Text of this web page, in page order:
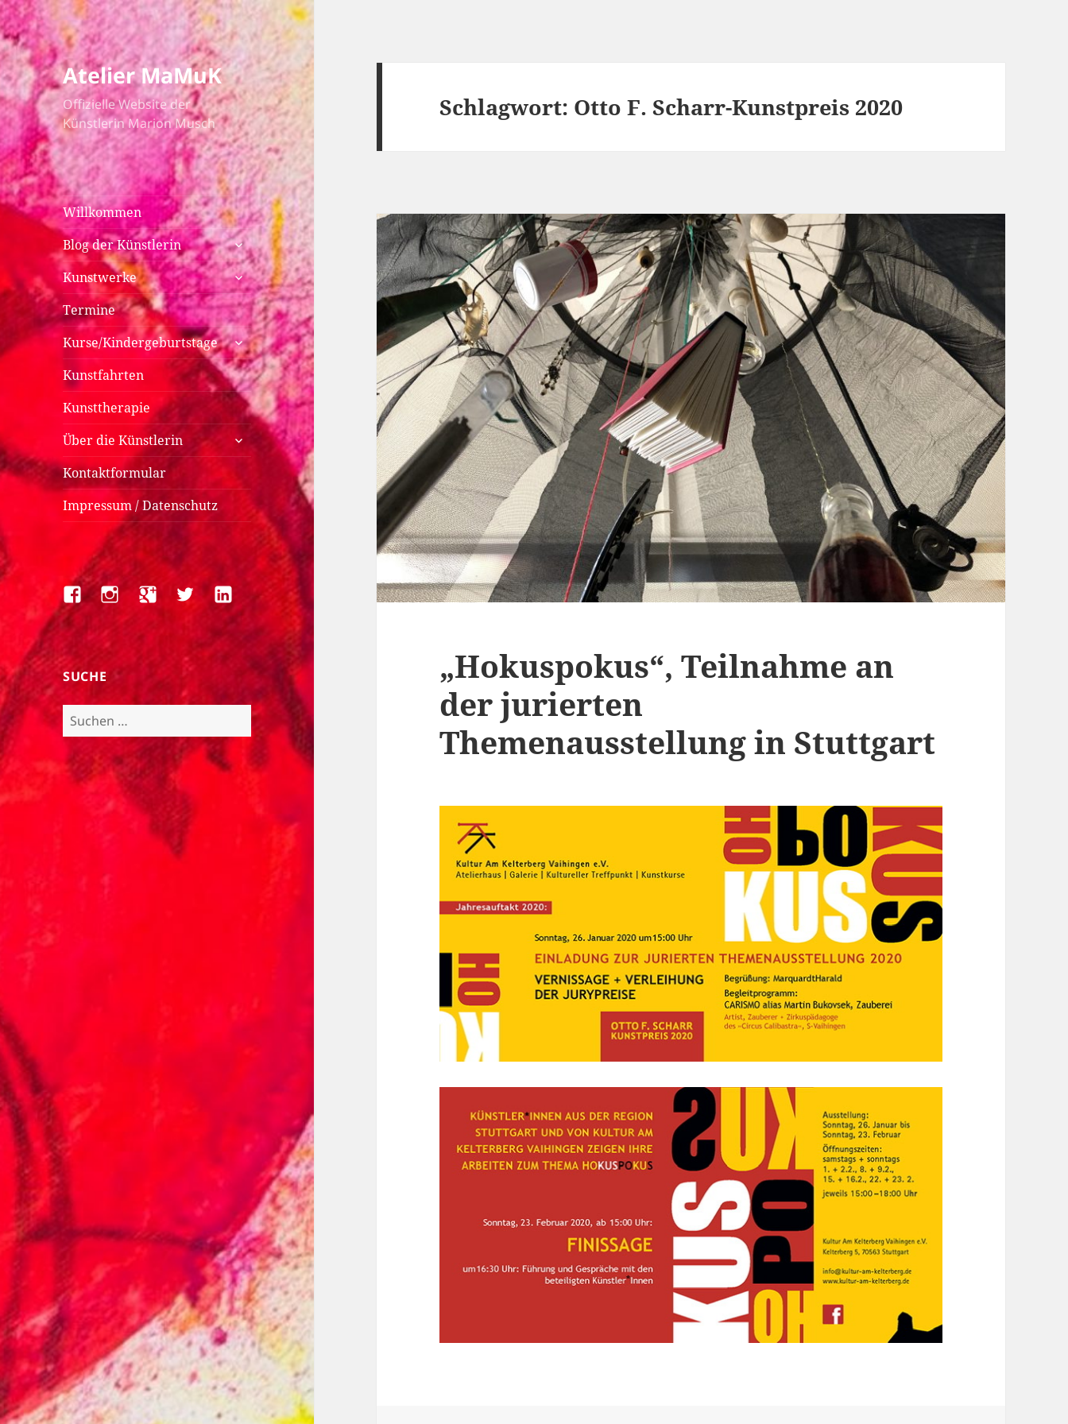
Atelier MaMuK
Offizielle Website der
Künstlerin Marion Musch
Willkommen
Blog der Künstlerin
untermenü
anzeigen
Kunstwerke
untermenü
anzeigen
Termine
Kurse/Kindergeburtstage untermenü
anzeigen
Kunstfahrten
Kunsttherapie
Über die Künstlerin
untermenü
anzeigen
Kontaktformular
Impressum / Datenschutz
FacebookInstagramGoogle+TwitterLinkedIn
SUCHE
Suchen
nach:
Schlagwort: Otto F. Scharr-Kunstpreis 2020
„Hokuspokus“, Teilnahme an
der jurierten
Themenausstellung in Stuttgart